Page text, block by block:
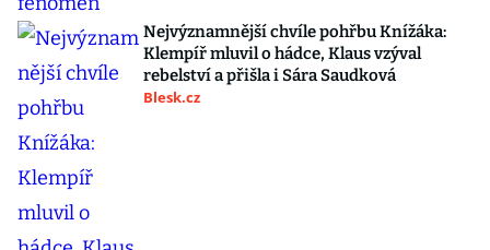
Nejvýznamnější chvíle pohřbu Knížáka:
Klempíř mluvil o hádce, Klaus vzýval
rebelství a přišla i Sára Saudková
Blesk.cz